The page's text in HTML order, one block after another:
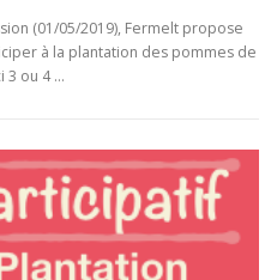
(01/05/2019), Fermelt propose
à la plantation des pommes de
3 ou 4 …